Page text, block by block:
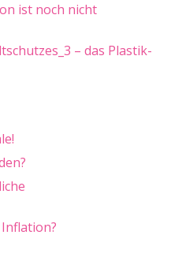
ist noch nicht
– das Plastik-